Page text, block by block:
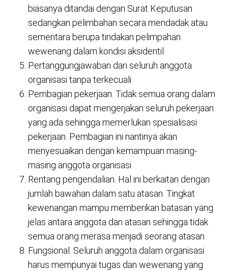
biasanya ditandai dengan Surat Keputusan
sedangkan pelimbahan secara mendadak atau
sementara berupa tindakan pelimpahan
wewenang dalam kondisi aksidentil
Pertanggungjawaban dari seluruh anggota
organisasi tanpa terkecuali
Pembagian pekerjaan. Tidak semua orang dalam
organisasi dapat mengerjakan seluruh pekerjaan
yang ada sehingga memerlukan spesialisasi
pekerjaan. Pembagian ini nantinya akan
menyesuaikan dengan kemampuan masing-
masing anggota organisasi
Rentang pengendalian. Hal ini berkaitan dengan
jumlah bawahan dalam satu atasan. Tingkat
kewenangan mampu memberikan batasan yang
jelas antara anggota dan atasan sehingga tidak
semua orang merasa menjadi seorang atasan
Fungsional. Seluruh anggota dalam organisasi
harus mempunyai tugas dan wewenang yang